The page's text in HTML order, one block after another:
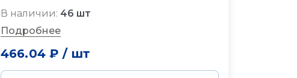
В наличии: 46 шт
Подробнее
466.04 ₽ / шт